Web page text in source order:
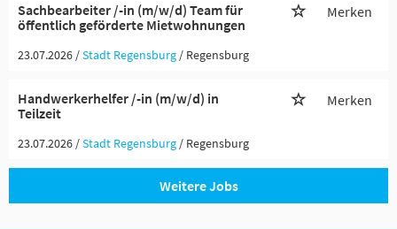
Sachbearbeiter /-in (m/w/d) Team für
öffentlich geförderte Mietwohnungen
Merken
23.07.2026 /Stadt Regensburg / Regensburg
Handwerkerhelfer /-in (m/w/d) in
Teilzeit
Merken
23.07.2026 /Stadt Regensburg / Regensburg
Weitere Jobs